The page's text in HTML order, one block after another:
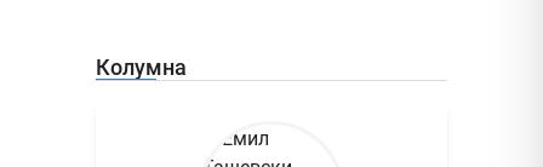
Колумна